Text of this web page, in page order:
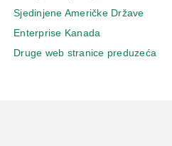
Sjedinjene Američke Države
Enterprise Κanada
Druge web stranice preduzeća